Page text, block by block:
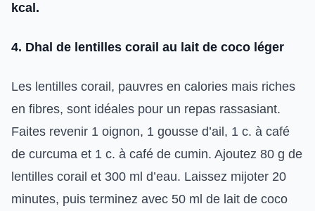
kcal.
4. Dhal de lentilles corail au lait de coco léger
Les lentilles corail, pauvres en calories mais riches
en fibres, sont idéales pour un repas rassasiant.
Faites revenir 1 oignon, 1 gousse d’ail, 1 c. à café
de curcuma et 1 c. à café de cumin. Ajoutez 80 g de
lentilles corail et 300 ml d’eau. Laissez mijoter 20
minutes, puis terminez avec 50 ml de lait de coco